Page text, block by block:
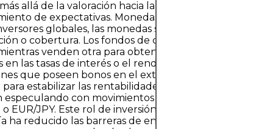
allá de la valoración hacia la psicología del mercado
de expectativas. Monedas como Vehículos de
globales, las monedas son en sí mismas
o cobertura. Los fondos de cobertura pueden
venden otra para obtener beneficios de los
en las tasas de interés o el rendimiento económico.
que poseen bonos en el extranjero pueden cubrir
para estabilizar las rentabilidades. Incluso los traders
especulando con movimientos a corto plazo en pares
o EUR/JPY. Este rol de inversión se ha expandido a
ha reducido las barreras de entrada, permitiendo a los